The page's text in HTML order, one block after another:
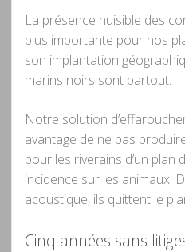
La présence nuisible des
plus importante pour nos
son implantation
marins noirs sont partout.
Notre solution
avantage de ne pas
pour les riverains d’un plan
incidence sur les animaux.
acoustique, ils quittent le
Cinq années sans